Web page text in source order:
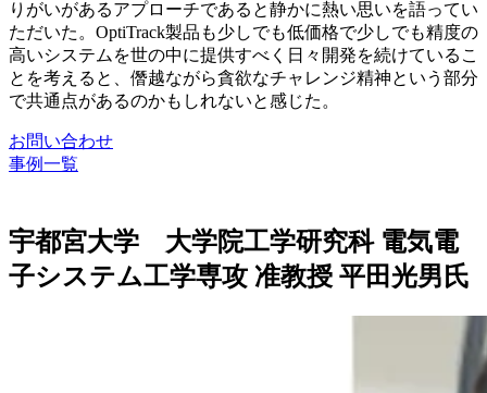
りがいがあるアプローチであると静かに熱い思いを語ってい
ただいた。OptiTrack製品も少しでも低価格で少しでも精度の
高いシステムを世の中に提供すべく日々開発を続けているこ
とを考えると、僭越ながら貪欲なチャレンジ精神という部分
で共通点があるのかもしれないと感じた。
お問い合わせ
事例一覧
宇都宮大学 大学院工学研究科 電気電
子システム工学専攻 准教授 平田光男氏